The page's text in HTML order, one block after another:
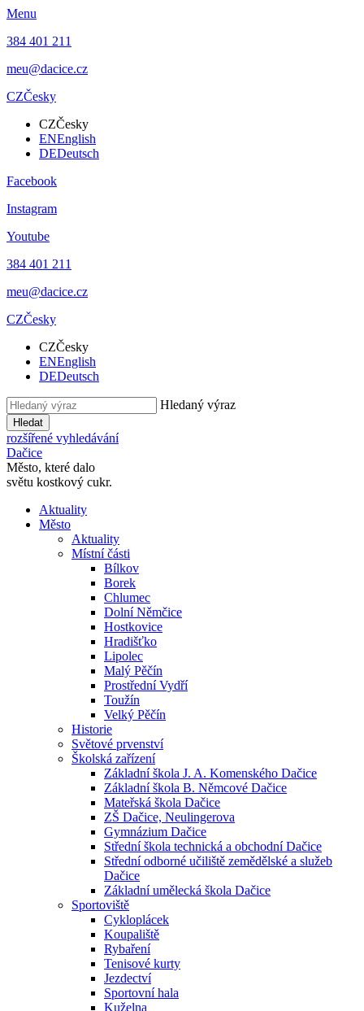
Menu
384 401 211
meu@dacice.cz
CZČesky
CZČesky
ENEnglish
DEDeutsch
Facebook
Instagram
Youtube
384 401 211
meu@dacice.cz
CZČesky
CZČesky
ENEnglish
DEDeutsch
Hledaný výraz
Hledat
rozšířené vyhledávání
Dačice
Město, které dalo
světu kostkový cukr.
Aktuality
Město
Aktuality
Místní části
Bílkov
Borek
Chlumec
Dolní Němčice
Hostkovice
Hradišťko
Lipolec
Malý Pěčín
Prostřední Vydří
Toužín
Velký Pěčín
Historie
Světové prvenství
Školská zařízení
Základní škola J. A. Komenského Dačice
Základní škola B. Němcové Dačice
Mateřská škola Dačice
ZŠ Dačice, Neulingerova
Gymnázium Dačice
Střední škola technická a obchodní Dačice
Střední odborné učiliště zemědělské a služeb
Dačice
Základní umělecká škola Dačice
Sportoviště
Cykloplácek
Koupaliště
Rybaření
Tenisové kurty
Jezdectví
Sportovní hala
Kuželna